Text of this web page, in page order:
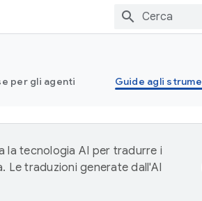
per gli agenti Guide agli
la tecnologia AI per tradurre i
Le traduzioni generate dall'AI